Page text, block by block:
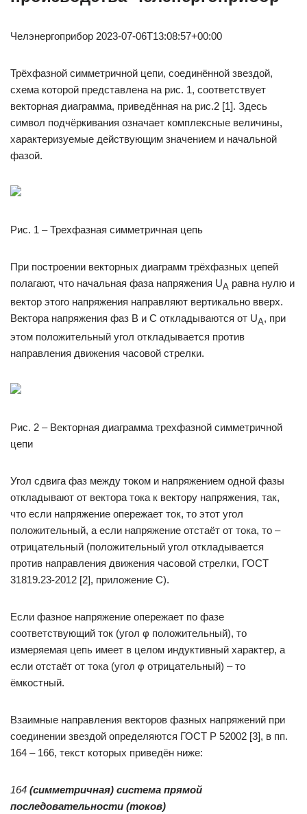
Челэнергоприбор 2023-07-06T13:08:57+00:00
Трёхфазной симметричной цепи, соединённой звездой,
схема которой представлена на рис. 1, соответствует
векторная диаграмма, приведённая на рис.2 [1]. Здесь
символ подчёркивания означает комплексные величины,
характеризуемые действующим значением и начальной
фазой.
Рис. 1 – Трехфазная симметричная цепь
При построении векторных диаграмм трёхфазных цепей
полагают, что начальная фаза напряжения UА равна нулю и
вектор этого напряжения направляют вертикально вверх.
Вектора напряжения фаз B и С откладываются от UA, при
этом положительный угол откладывается против
направления движения часовой стрелки.
Рис. 2 – Векторная диаграмма трехфазной симметричной
цепи
Угол сдвига фаз между током и напряжением одной фазы
откладывают от вектора тока к вектору напряжения, так,
что если напряжение опережает ток, то этот угол
положительный, а если напряжение отстаёт от тока, то –
отрицательный (положительный угол откладывается
против направления движения часовой стрелки, ГОСТ
31819.23-2012 [2], приложение С).
Если фазное напряжение опережает по фазе
соответствующий ток (угол φ положительный), то
измеряемая цепь имеет в целом индуктивный характер, а
если отстаёт от тока (угол φ отрицательный) – то
ёмкостный.
Взаимные направления векторов фазных напряжений при
соединении звездой определяются ГОСТ Р 52002 [3], в пп.
164 – 166, текст которых приведён ниже:
164 (симметричная) система прямой
последовательности (токов)